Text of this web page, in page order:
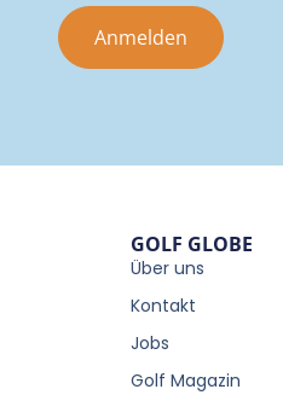
GOLF GLOBE
Über uns
Kontakt
Jobs
Golf Magazin